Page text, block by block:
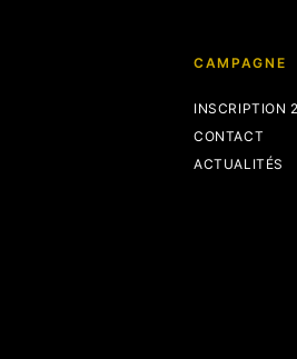
CAMPAGNE
INSCRIPTION
CONTACT
ACTUALITÉS